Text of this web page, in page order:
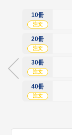
10冊
注文
20冊
注文
30冊
注文
40冊
注文